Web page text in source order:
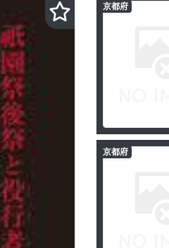
京都府
京都府